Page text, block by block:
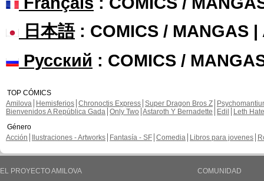
日本語: COMICS / MANGAS |
Русский : COMICS /
TOP CÓMICS
Amilova
Hemisferios Chronoctis Express Super Dragon Bros Z
Bienvenidos A República Gada Only Two Astaroth Y Bernadette Edil
Leth Hate
Género
Acción
Ilustraciones - Artworks Fantasía - SF Comedia Libros para jovenes
EL PROYECTO AMILOVA COMUNIDAD